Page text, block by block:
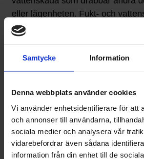
Samtycke Information
Denna webbplats använder cookies
Vi använder enhetsidentifierare för att
och annonser till användarna,
sociala medier och analysera vår
vidarebefordrar även sådana
information från din enhet till de
eller lägenheten. Fukt- och
mycket kostsamma att sanera
regelbundet, helst fyra gånger på
även då så att brunnen inte
framförallt vanligt att
Du behöver ordentlig ventilation i
någon duschar skall badrummet
helt torrt efter 30 minuter. Du kan